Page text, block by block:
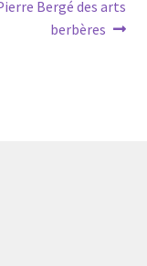
Bergé des arts
berbères